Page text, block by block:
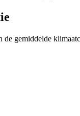
de gemiddelde